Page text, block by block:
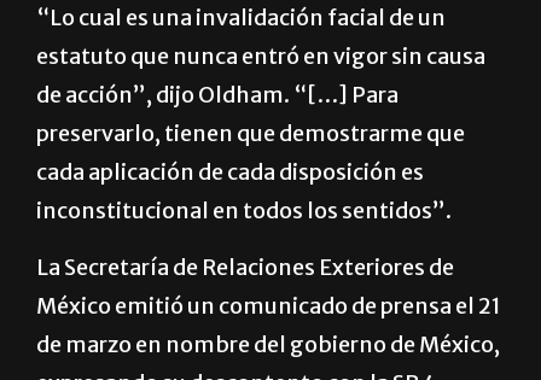
logrado lo que logró en el caso SB 4.
“Lo cual es una invalidación facial de un
estatuto que nunca entró en vigor sin causa
de acción”, dijo Oldham. “[…] Para
preservarlo, tienen que demostrarme que
inconstitucional en todos los sentidos”.
La Secretaría de Relaciones Exteriores de
México emitió un comunicado de prensa el 21